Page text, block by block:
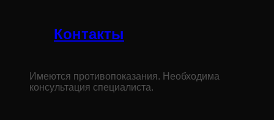
Контакты
Имеются противопоказания. Необходима
консультация специалиста.